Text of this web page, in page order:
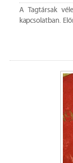
A Tagtársak
kapcsolatban.